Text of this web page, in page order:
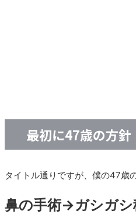
最初に47歳の方針
タイトル通りですが、僕の47歳
鼻の手術→ガシガシ